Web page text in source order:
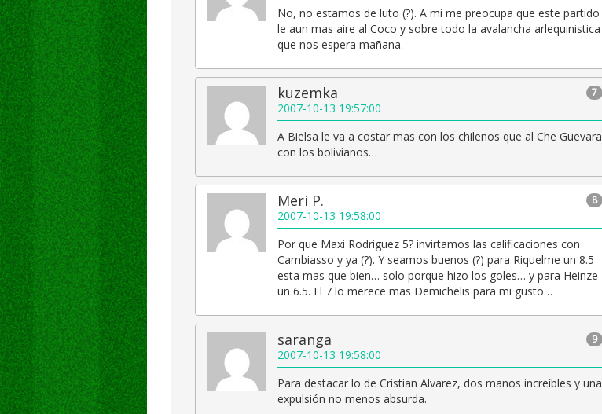
No, no estamos de luto (?). A mi me preocupa que este partido
le aun mas aire al Coco y sobre todo la avalancha arlequinistica
que nos espera mañana.
7
kuzemka
2007-10-13 19:57:00
A Bielsa le va a costar mas con los chilenos que al Che Guevara
con los bolivianos…
8
Meri P.
2007-10-13 19:58:00
Por que Maxi Rodriguez 5? invirtamos las calificaciones con
Cambiasso y ya (?). Y seamos buenos (?) para Riquelme un 8.5
esta mas que bien… solo porque hizo los goles… y para Heinze
un 6.5. El 7 lo merece mas Demichelis para mi gusto…
9
saranga
2007-10-13 19:58:00
Para destacar lo de Cristian Alvarez, dos manos increíbles y una
expulsión no menos absurda.